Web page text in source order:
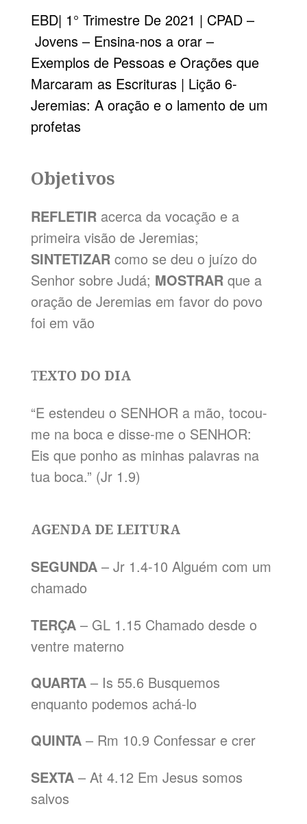
EBD| 1° Trimestre De 2021 | CPAD –
Jovens– Ensina-nos a orar –
Exemplos de Pessoas e Orações que
Marcaram as Escrituras | Lição 6-
Jeremias: A oraçãoe o lamento de um
profetas
Objetivos
REFLETIRacerca da vocação e a
primeira visão de Jeremias;
SINTETIZARcomo se deu o juízo do
Senhor sobre Judá; MOSTRARque a
oração de Jeremias em favor do povo
foi em vão
TEXTO DO DIA
“E estendeu o SENHOR a mão, tocou-
me na boca e disse-me o SENHOR:
Eis que ponho as minhas palavras na
tua boca.” (Jr 1.9)
AGENDA DE LEITURA
SEGUNDA – Jr 1.4-10 Alguém com um
chamado
TERÇA – GL 1.15 Chamado desde o
ventre materno
QUARTA – Is 55.6 Busquemos
enquanto podemos achá-lo
QUINTA – Rm 10.9 Confessar e crer
SEXTA – At 4.12 Em Jesus somos
salvos